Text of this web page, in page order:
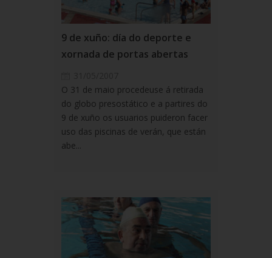
9 de xuño: día do deporte e
xornada de portas abertas
O 31 de maio procedeuse á retirada
do globo presostático e a partires do
9 de xuño os usuarios puideron facer
uso das piscinas de verán, que están
abe...